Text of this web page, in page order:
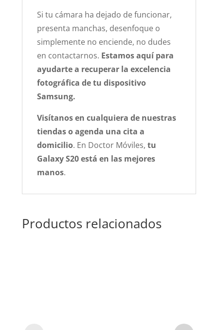
Si tu cámara ha dejado de funcionar,
presenta manchas, desenfoque o
simplemente no enciende, no dudes
en contactarnos. Estamos aquí para
ayudarte a recuperar la excelencia
fotográfica de tu dispositivo
Samsung.
Visítanos en cualquiera de nuestras
tiendas o agenda una cita a
domicilio. En Doctor Móviles, tu
Galaxy S20 está en las mejores
manos.
Productos relacionados